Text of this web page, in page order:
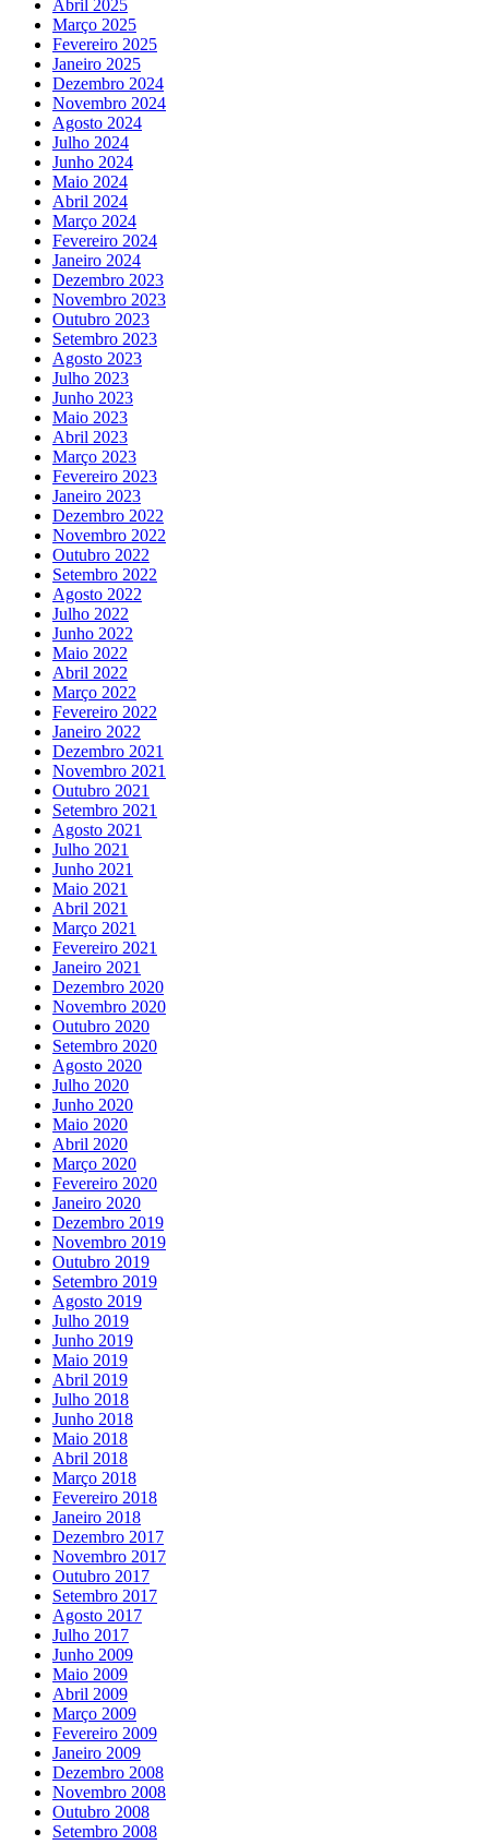
Abril 2025
Março 2025
Fevereiro 2025
Janeiro 2025
Dezembro 2024
Novembro 2024
Agosto 2024
Julho 2024
Junho 2024
Maio 2024
Abril 2024
Março 2024
Fevereiro 2024
Janeiro 2024
Dezembro 2023
Novembro 2023
Outubro 2023
Setembro 2023
Agosto 2023
Julho 2023
Junho 2023
Maio 2023
Abril 2023
Março 2023
Fevereiro 2023
Janeiro 2023
Dezembro 2022
Novembro 2022
Outubro 2022
Setembro 2022
Agosto 2022
Julho 2022
Junho 2022
Maio 2022
Abril 2022
Março 2022
Fevereiro 2022
Janeiro 2022
Dezembro 2021
Novembro 2021
Outubro 2021
Setembro 2021
Agosto 2021
Julho 2021
Junho 2021
Maio 2021
Abril 2021
Março 2021
Fevereiro 2021
Janeiro 2021
Dezembro 2020
Novembro 2020
Outubro 2020
Setembro 2020
Agosto 2020
Julho 2020
Junho 2020
Maio 2020
Abril 2020
Março 2020
Fevereiro 2020
Janeiro 2020
Dezembro 2019
Novembro 2019
Outubro 2019
Setembro 2019
Agosto 2019
Julho 2019
Junho 2019
Maio 2019
Abril 2019
Julho 2018
Junho 2018
Maio 2018
Abril 2018
Março 2018
Fevereiro 2018
Janeiro 2018
Dezembro 2017
Novembro 2017
Outubro 2017
Setembro 2017
Agosto 2017
Julho 2017
Junho 2009
Maio 2009
Abril 2009
Março 2009
Fevereiro 2009
Janeiro 2009
Dezembro 2008
Novembro 2008
Outubro 2008
Setembro 2008